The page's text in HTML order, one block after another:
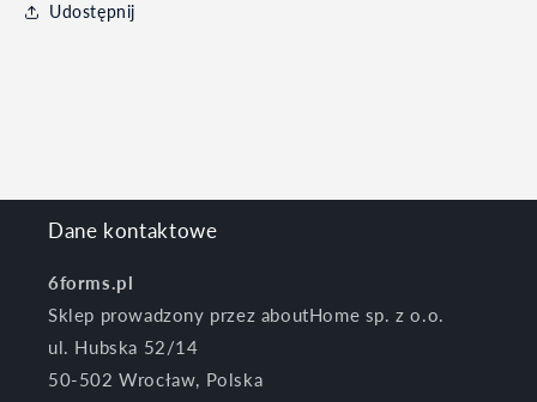
Udostępnij
Dane kontaktowe
6forms.pl
Sklep prowadzony przez aboutHome sp. z o.o.
ul. Hubska 52/14
50-502 Wrocław, Polska